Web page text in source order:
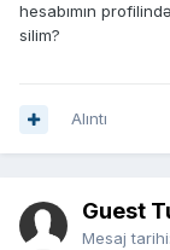
hesabımın
silim?
Alıntı
Guest
Mesaj tarihi: